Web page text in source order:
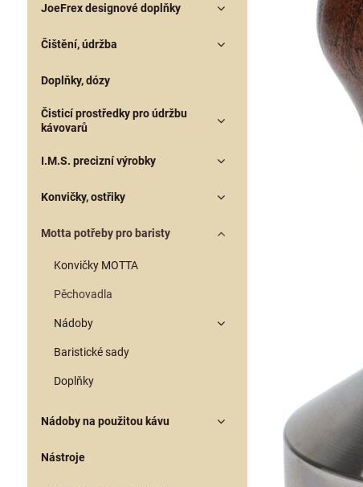
JoeFrex designové doplňky
Čištění, údržba
Doplňky, dózy
Čisticí prostředky pro údržbu
kávovarů
I.M.S. precizní výrobky
Konvičky, ostřiky
Motta potřeby pro baristy
Konvičky MOTTA
Pěchovadla
Nádoby
Baristické sady
Doplňky
Nádoby na použitou kávu
Nástroje